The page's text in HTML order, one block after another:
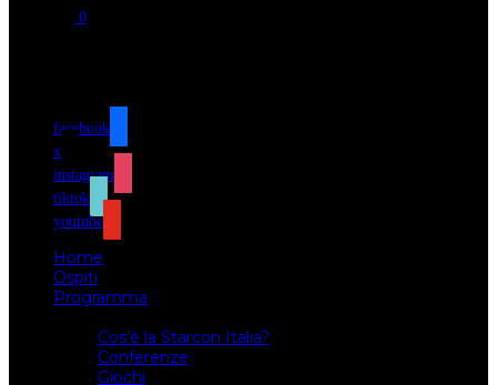
0
facebook
x
instagram
tiktok
youtube
Home
Ospiti
Programma
Cos’è la Starcon Italia?
Conferenze
Giochi